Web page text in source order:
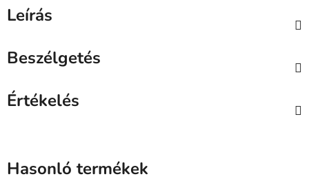
Leírás
Beszélgetés
Értékelés
Hasonló termékek